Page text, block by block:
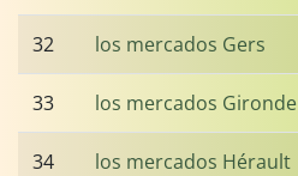
32 los mercados Gers
33 los mercados Gironde
34 los mercados Hérault